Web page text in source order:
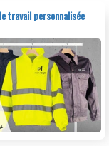
de haute qualité,
vigueur, tout en
leurs bandes
la
signalisation de
vous offrons
pour votre gilet
vous puissiez
travail personnalisée